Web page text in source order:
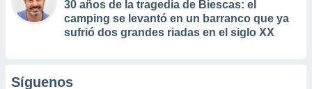
30 años de la tragedia de Biescas: el
camping se levantó en un barranco que ya
sufrió dos grandes riadas en el siglo XX
Síguenos